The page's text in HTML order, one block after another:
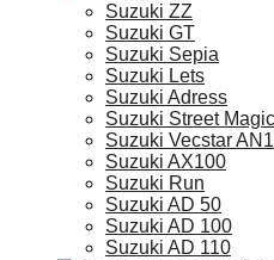
Suzuki ZZ
Suzuki GT
Suzuki Sepia
Suzuki Lets
Suzuki Adress
Suzuki Street Magic
Suzuki Vecstar
Suzuki AX100
Suzuki Run
Suzuki AD 50
Suzuki AD 100
Suzuki AD 110